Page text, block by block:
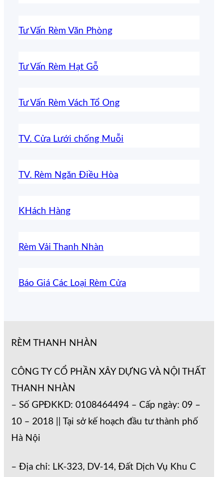
Tư Vấn Rèm Văn Phòng
Tư Vấn Rèm Hạt Gỗ
Tư Vấn Rèm Vách Tổ Ong
TV. Cửa Lưới chống Muỗi
TV. Rèm Ngăn Điều Hòa
KHách Hàng
Rèm Vải Thanh Nhàn
Báo Giá Các Loại Rèm Cửa
RÈM THANH NHÀN
CÔNG TY CỔ PHẦN XÂY DỰNG VÀ NỘI THẤT
THANH NHÀN
– Số GPĐKKD: 0108464494 – Cấp ngày: 09 –
10 – 2018 || Tại sở kế hoạch đầu tư thành phố
Hà Nội
– Địa chỉ: LK-323, DV-14, Đất Dịch Vụ Khu C